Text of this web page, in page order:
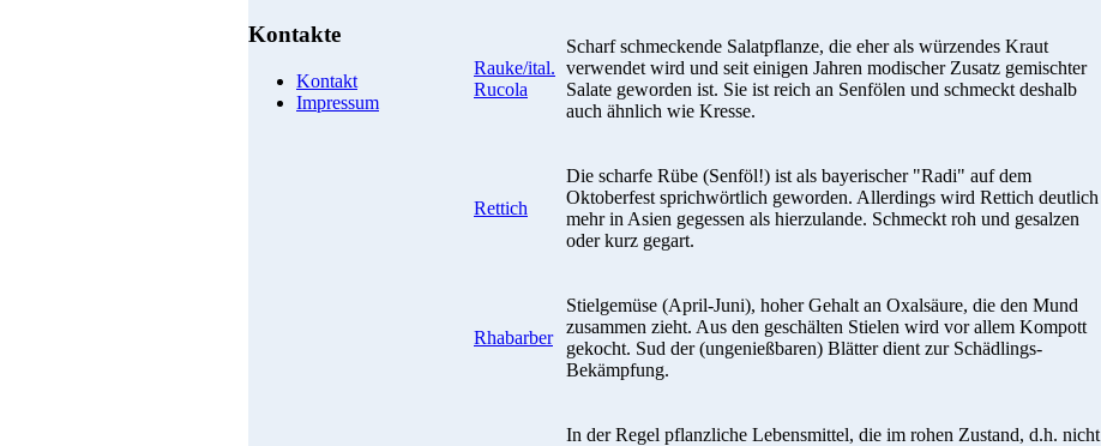
Kontakte
Kontakt
Impressum
Rauke/ital.
Rucola
Scharf schmeckende Salatpflanze, die eher als würzendes Kraut
verwendet wird und seit einigen Jahren modischer Zusatz gemischter
Salate geworden ist. Sie ist reich an Senfölen und schmeckt deshalb
auch ähnlich wie Kresse.
Rettich
Die scharfe Rübe (Senföl!) ist als bayerischer "Radi" auf dem
Oktoberfest sprichwörtlich geworden. Allerdings wird Rettich deutlich
mehr in Asien gegessen als hierzulande. Schmeckt roh und gesalzen
oder kurz gegart.
Rhabarber
Stielgemüse (April-Juni), hoher Gehalt an Oxalsäure, die den Mund
zusammen zieht. Aus den geschälten Stielen wird vor allem Kompott
gekocht. Sud der (ungenießbaren) Blätter dient zur Schädlings-
Bekämpfung.
In der Regel pflanzliche Lebensmittel, die im rohen Zustand, d.h. nicht